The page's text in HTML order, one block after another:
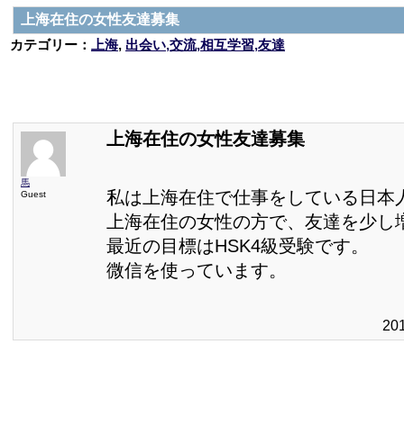
上海在住の女性友達募集
カテゴリー：
上海, 出会い,交流,相互学習,友達
馬
Guest
上海在住の女性友達募集
私は上海在住で仕事をしている日本
上海在住の女性の方で、友達を少
最近の目標はHSK4級受験です。
微信を使っています。